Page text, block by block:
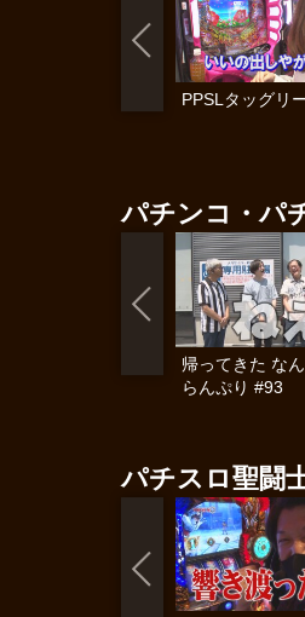
PPSLタッグリ
パチンコ・パ
帰ってきた な
らんぷり #93
パチスロ聖闘